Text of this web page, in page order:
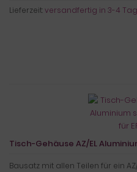
Lieferzeit:versandfertig in 3-4
Tisch-Gehäuse AZ/EL
Bausatz mit allen Teilen für ein